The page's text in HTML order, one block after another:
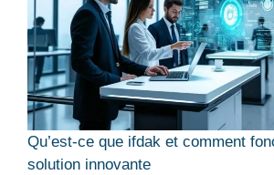
Qu’est-ce que ifdak et comment
solution innovante